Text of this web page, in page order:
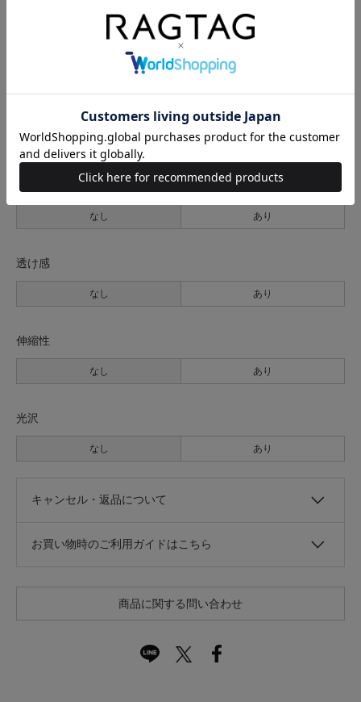
48cm 43cm 66cm
サイズの測り方について
薄手 普通 厚手
なし あり
透け感
なし あり
伸縮性
なし あり
光沢
なし あり
キャンセル・返品について
お買い物時のご利用ガイドはこちら
商品に関する問い合わせ